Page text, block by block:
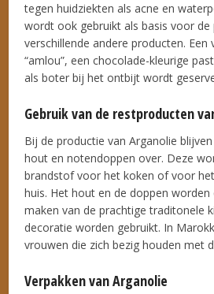
tegen huidziekten als acne en
wordt ook gebruikt als basis voor de
verschillende andere producten. Een
“amlou”, een chocolade-kleurige
als boter bij het ontbijt wordt
Gebruik van de restproducten
Bij de productie van Arganolie
hout en notendoppen over. Deze
brandstof voor het koken of voor
huis. Het hout en de doppen
maken van de prachtige traditonele
decoratie worden gebruikt. In
vrouwen die zich bezig houden met
Verpakken van Arganolie